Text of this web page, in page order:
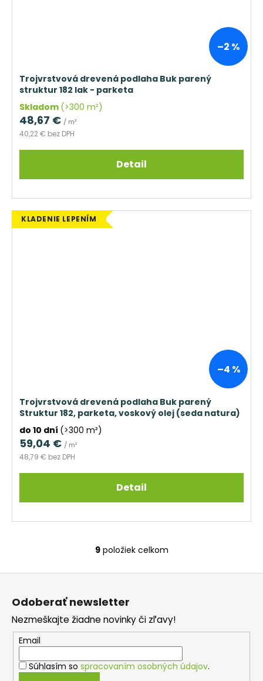
–2 %
Trojvrstvová drevená podlaha Buk parený
struktur 182 lak - parketa
Skladom (>300 m²)
40,22 € bez DPH
48,67 € / m²
Detail
KLADENIE LEPENÍM
–4 %
Trojvrstvová drevená podlaha Buk parený
Struktur 182, parketa, voskový olej (seda natura)
do 10 dní (>300 m²)
48,79 € bez DPH
59,04 € / m²
Detail
O
v
a
c
i
e
p
9položiek celkom
Z
Odoberať newsletter
Nezmeškajte žiadne novinky či zľavy!
Email
Súhlasím so spracovaním osobných údajov.